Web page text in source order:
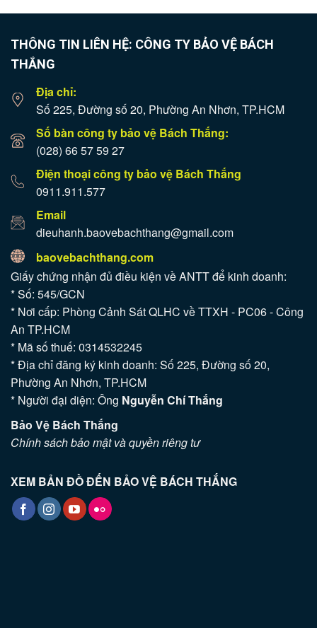
THÔNG TIN LIÊN HỆ: CÔNG TY BẢO VỆ BÁCH
THẮNG
Địa chỉ:
Số 225, Đường số 20, Phường An Nhơn, TP.HCM
Số bàn công ty bảo vệ Bách Thắng:
(028) 66 57 59 27
Điện thoại công ty bảo vệ Bách Thắng
0911.911.577
Email
dieuhanh.baovebachthang@gmail.com
baovebachthang.com
Giấy chứng nhận đủ điều kiện về ANTT để kinh doanh:
* Số: 545/GCN
* Nơi cấp: Phòng Cảnh Sát QLHC về TTXH - PC06 - Công
An TP.HCM
* Mã số thuế: 0314532245
* Địa chỉ đăng ký kinh doanh: Số 225, Đường số 20,
Phường An Nhơn, TP.HCM
* Người đại diện: Ông Nguyễn Chí Thắng
Bảo Vệ Bách Thắng
Chính sách bảo mật và quyền riêng tư
XEM BẢN ĐỒ ĐẾN BẢO VỆ BÁCH THẮNG